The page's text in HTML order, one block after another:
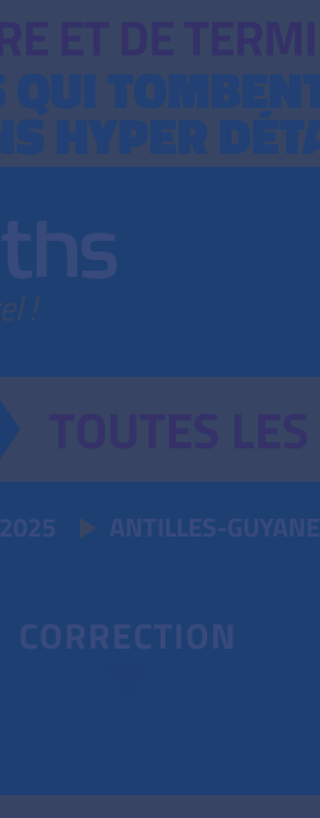
2025 ANTILLES-GUYANE
CORRECTION